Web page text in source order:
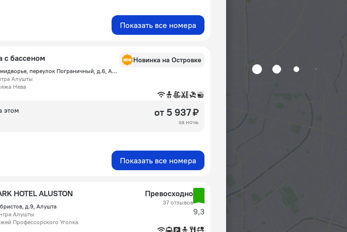
Показать все номера
с бассеном
поселок Семидворье, переулок Пограничный, д.6, Алушта
Алушты
Нева
Новинка на Островке
этом
от 5 937 ₽
за ночь
Показать все номера
HOTEL ALUSTON
д.9, Алушта
Алушты
Профессорского Уголка
Превосходно
37 отзывов
9,3